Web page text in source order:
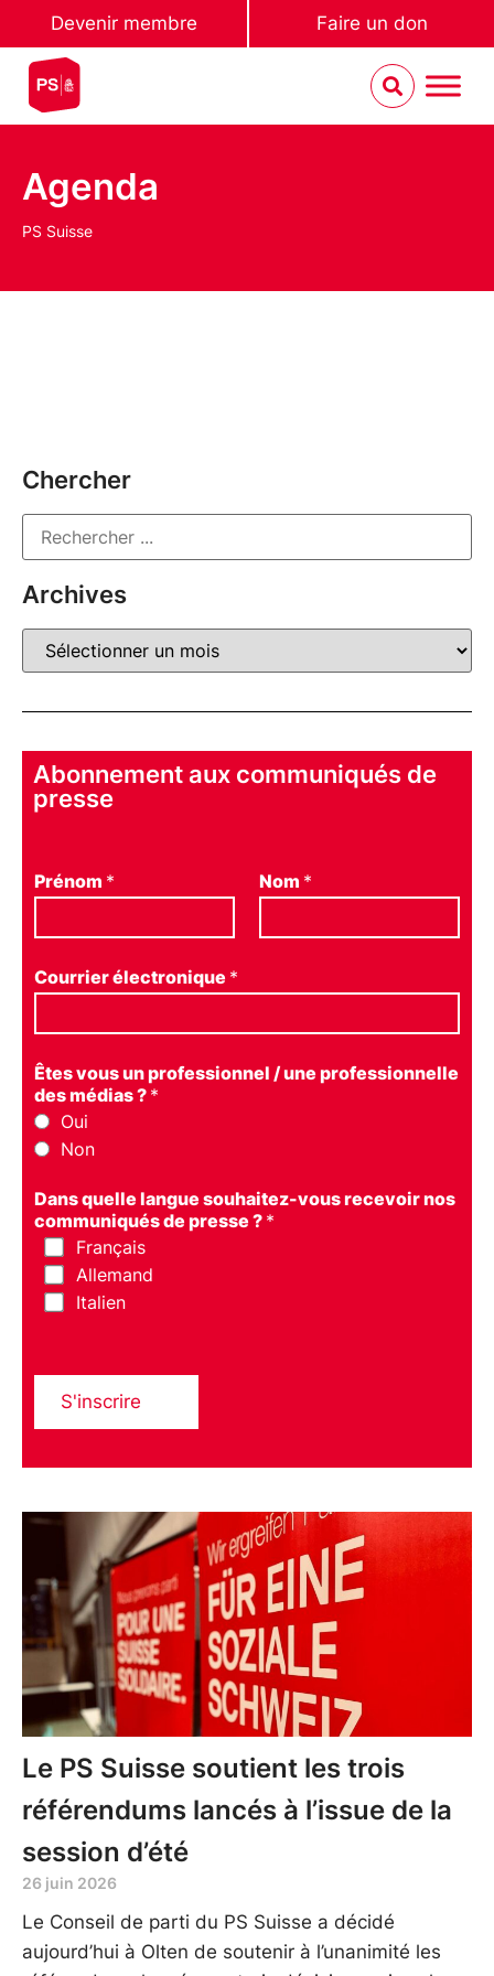
Devenir membre Faire un don
Agenda
PS Suisse
Chercher
Archives
Abonnement aux communiqués de
presse
Prénom * Nom *
Courrier électronique *
Êtes vous un professionnel / une professionnelle
des médias ? *
Oui
Non
Dans quelle langue souhaitez-vous recevoir nos
communiqués de presse ? *
Français
Allemand
Italien
S'inscrire
Le PS Suisse soutient les trois
référendums lancés à l’issue de la
session d’été
26 juin 2026
Le Conseil de parti du PS Suisse a décidé
aujourd’hui à Olten de soutenir à l’unanimité les